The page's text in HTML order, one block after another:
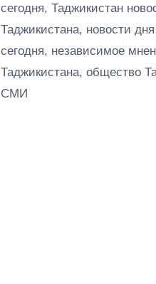
сегодня, Таджикистан
Таджикистана, новости
сегодня, независимое
Таджикистана, общество
СМИ